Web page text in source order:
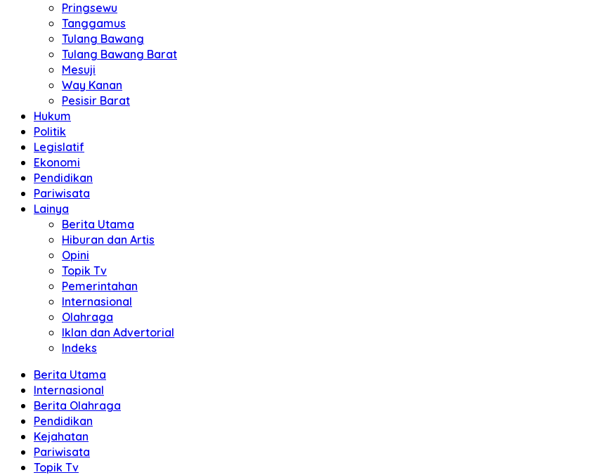
Pringsewu
Tanggamus
Tulang Bawang
Tulang Bawang Barat
Mesuji
Way Kanan
Pesisir Barat
Hukum
Politik
Legislatif
Ekonomi
Pendidikan
Pariwisata
Lainya
Berita Utama
Hiburan dan Artis
Opini
Topik Tv
Pemerintahan
Internasional
Olahraga
Iklan dan Advertorial
Indeks
Berita Utama
Internasional
Berita Olahraga
Pendidikan
Kejahatan
Pariwisata
Topik Tv